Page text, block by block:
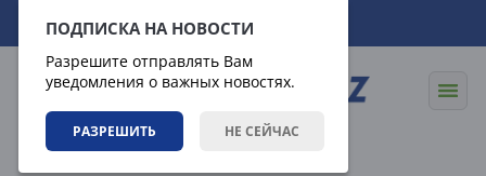
ПОДПИСКА НА НОВОСТИ
Разрешите отправлять Вам
уведомления о важных новостях.
РАЗРЕШИТЬ НЕ СЕЙЧАС
09.08.2026 09:06:20